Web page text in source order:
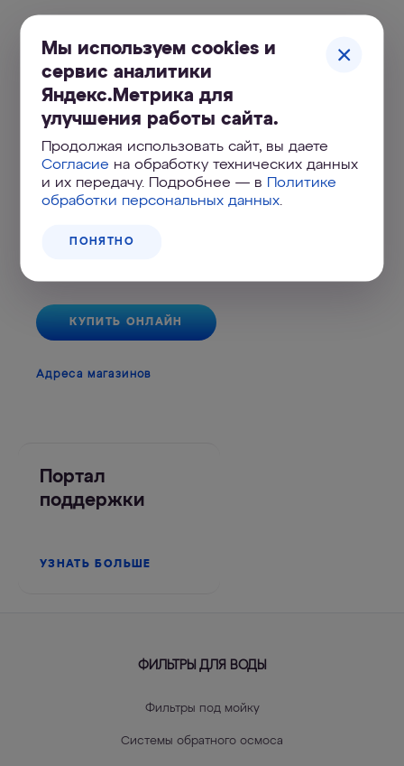
КУПИТЬ ОНЛАЙН
Адреса магазинов
Портал
поддержки
УЗНАТЬ БОЛЬШЕ
Мы используем cookies и
сервис аналитики
Яндекс.Метрика для
улучшения работы сайта.
Продолжая использовать сайт, вы даете
Согласие на обработку технических данных
и их передачу. Подробнее — в Политике
обработки персональных данных.
ПОНЯТНО
ФИЛЬТРЫ ДЛЯ ВОДЫ
Фильтры под мойку
Системы обратного осмоса